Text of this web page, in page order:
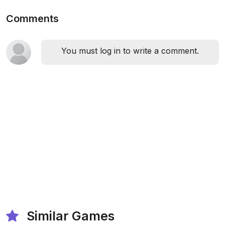
Comments
You must log in to write a comment.
Similar Games